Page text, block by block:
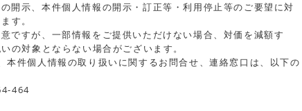
開示、本件個人情報の開示・訂正等・利用停止等のご要望に対
す。
ですが、一部情報をご提供いただけない場合、対価を減額す
の対象とならない場合がございます。
本件個人情報の取り扱いに関するお問合せ、連絡窓口は、以下の
464